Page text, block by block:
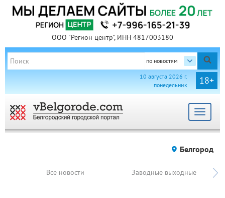
ООО "Регион центр", ИНН 4817003180
по новостям
18+
10 августа 2026 г.
понедельник
Toggle
Белгород
Все новости Заводные выходные